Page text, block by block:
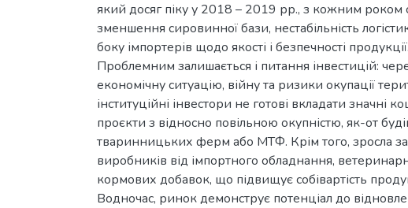
який досяг піку у 2018 – 2019 рр., з кожним роком
зменшення сировинної бази, нестабільність
боку імпортерів щодо якості і безпечності продукції.
Проблемним залишається і питання інвестицій:
економічну ситуацію, війну та ризики окупації
інституційні інвестори не готові вкладати значні
проєкти з відносно повільною окупністю, як-от
тваринницьких ферм або МТФ. Крім того, зросла
виробників від імпортного обладнання,
кормових добавок, що підвищує собівартість
Водночас, ринок демонструє потенціал до